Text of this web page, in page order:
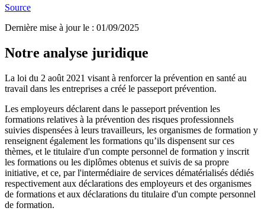
Source
Dernière mise à jour le : 01/09/2025
Notre analyse juridique
La loi du 2 août 2021 visant à renforcer la prévention en santé au
travail dans les entreprises a créé le passeport prévention.
Les employeurs déclarent dans le passeport prévention les
formations relatives à la prévention des risques professionnels
suivies dispensées à leurs travailleurs, les organismes de formation y
renseignent également les formations qu’ils dispensent sur ces
thèmes, et le titulaire d'un compte personnel de formation y inscrit
les formations ou les diplômes obtenus et suivis de sa propre
initiative, et ce, par l'intermédiaire de services dématérialisés dédiés
respectivement aux déclarations des employeurs et des organismes
de formations et aux déclarations du titulaire d'un compte personnel
de formation.